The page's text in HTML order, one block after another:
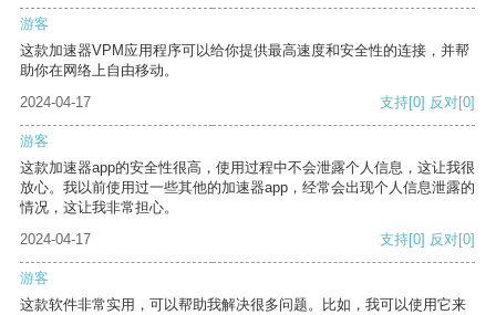
游客
这款加速器VPM应用程序可以给你提供最高速度和安全性的连接，并帮
助你在网络上自由移动。
2024-04-17
支持[0] 反对[0]
游客
这款加速器app的安全性很高，使用过程中不会泄露个人信息，这让我很
放心。我以前使用过一些其他的加速器app，经常会出现个人信息泄露的
情况，这让我非常担心。
2024-04-17
支持[0] 反对[0]
游客
这款软件非常实用，可以帮助我解决很多问题。比如，我可以使用它来